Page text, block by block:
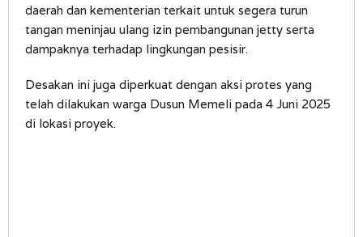
daerah dan kementerian terkait untuk segera turun
tangan meninjau ulang izin pembangunan jetty serta
dampaknya terhadap lingkungan pesisir.
Desakan ini juga diperkuat dengan aksi protes yang
telah dilakukan warga Dusun Memeli pada 4 Juni 2025
di lokasi proyek.